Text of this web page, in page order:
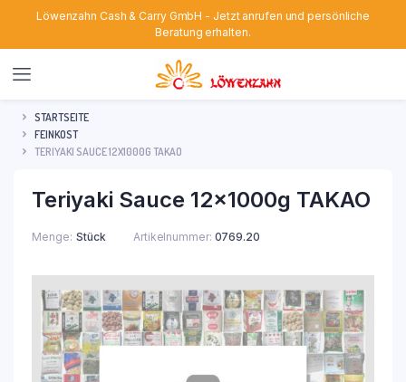
Löwenzahn Cash & Carry GmbH - Jetzt anrufen und persönliche
Beratung erhalten.
STARTSEITE
FEINKOST
TERIYAKI SAUCE 12X1000G TAKAO
Teriyaki Sauce 12x1000g TAKAO
Menge Stück Artikelnummer: 0769.20